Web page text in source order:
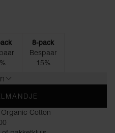
8-pack
Bespaar
15%
Organic Cotton